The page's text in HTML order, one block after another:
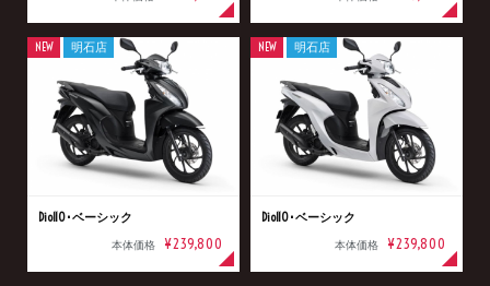
Dio110･ベーシック
本体価格 ¥239,800
NEW 明石店
Dio110･ベーシック
本体価格 ¥239,800
NEW 明石店